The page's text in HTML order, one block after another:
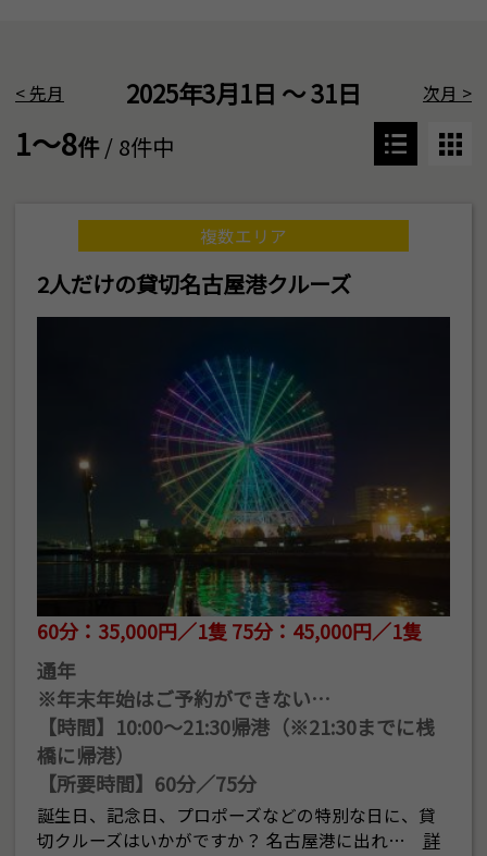
< 先月 2025年3月1日 ～ 31日 次月 >
1～8件/ 8件中
複数エリア
2人だけの貸切名古屋港クルーズ
60分：35,000円／1隻 75分：45,000円／1隻
通年
※年末年始はご予約ができない…
【時間】10:00～21:30帰港（※21:30までに桟
橋に帰港）
【所要時間】60分／75分
誕生日、記念日、プロポーズなどの特別な日に、貸
切クルーズはいかがですか？ 名古屋港に出れ…
詳